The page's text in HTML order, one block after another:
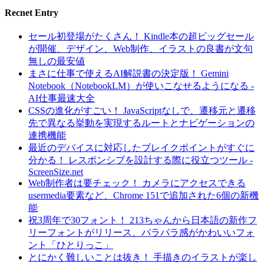
Recnet Entry
セール初登場がたくさん！ Kindle本の超ビッグセール
が開催、デザイン、Web制作、イラストの良書が文句
無しの最安値
まさに仕事で使えるAI解説書の決定版！ Gemini
Notebook（NotebookLM）が使いこなせるようになる -
AI仕事最速大全
CSSの進化がすごい！ JavaScriptなしで、遷移元と遷移
先で異なる挙動を実現するルートとナビゲーションの
連携機能
最近のデバイスに対応したブレイクポイントがすぐに
分かる！ レスポンシブを設計する際に役立つツール -
ScreenSize.net
Web制作者は要チェック！ カメラにアクセスできる
usermedia要素など、Chrome 151で追加された6個の新機
能
祝3周年で30フォント！ 213ちゃんから日本語の新作フ
リーフォントがリリース、パラパラ感がかわいいフォ
ント「ひとりっこ」
とにかく難しいことは抜き！ 手描きのイラストが楽し